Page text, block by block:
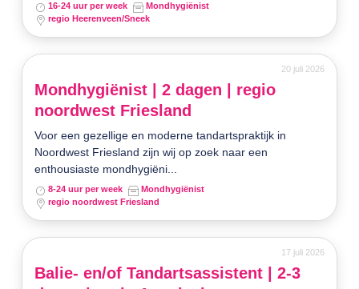
16-24 uur per week
Mondhygiënist
regio Heerenveen/Sneek
20 juli 2026
Mondhygiënist | 2 dagen | regio
noordwest Friesland
Voor een gezellige en moderne tandartspraktijk in
Noordwest Friesland zijn wij op zoek naar een
enthousiaste mondhygiëni...
8-24 uur per week
Mondhygiënist
regio noordwest Friesland
17 juli 2026
Balie- en/of Tandartsassistent | 2-3